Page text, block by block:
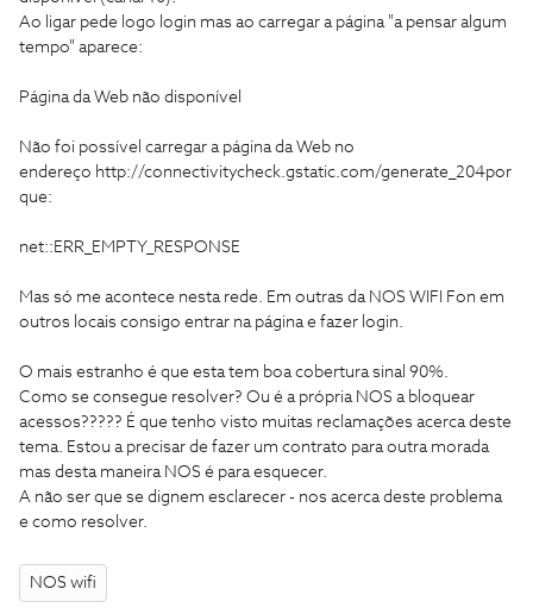
Ao ligar pede logo login mas ao carregar a página "a pensar algum
tempo" aparece:
Página da Web não disponível
Não foi possível carregar a página da Web no
endereço http://connectivitycheck.gstatic.com/generate_204por
que:
net::ERR_EMPTY_RESPONSE
Mas só me acontece nesta rede. Em outras da NOS WIFI Fon em
outros locais consigo entrar na página e fazer login.
O mais estranho é que esta tem boa cobertura sinal 90%.
Como se consegue resolver? Ou é a própria NOS a bloquear
acessos????? É que tenho visto muitas reclamações acerca deste
tema. Estou a precisar de fazer um contrato para outra morada
mas desta maneira NOS é para esquecer.
A não ser que se dignem esclarecer - nos acerca deste problema
e como resolver.
NOS wifi